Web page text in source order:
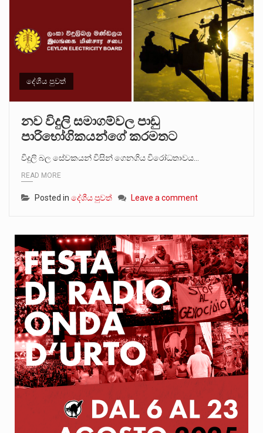
දේශීය පුවත්
නව විදුලි සමාගම්වල පාඩු
පාරිභෝගිකයන්ගේ කරමතට
විදුලි බල සේවකයන් විසින් ගෙනගිය විරෝධතාවය…
READ MORE
Posted in දේශීය පුවත් Leave a comment